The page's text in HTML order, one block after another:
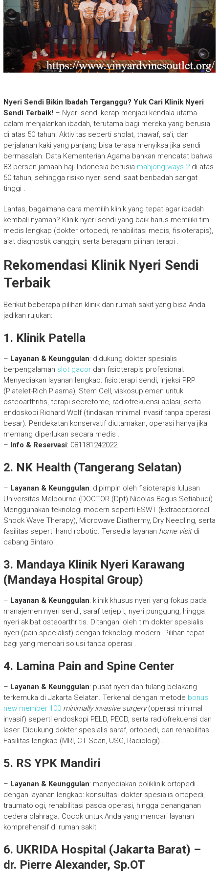
Nyeri Sendi Bikin Ibadah Terganggu? Yuk Cari Klinik Nyeri
Sendi Terbaik! – Nyeri sendi kerap menjadi kendala utama
dalam menjalankan ibadah, terutama bagi mereka yang berusia
di atas 50 tahun. Aktivitas seperti sholat, thawaf, sa’i, dan
perjalanan kaki yang panjang bisa terasa menyiksa jika sendi
bermasalah. Data Kementerian Agama bahkan mencatat bahwa
83 persen jamaah haji Indonesia berusia mahjong ways 2di atas
50 tahun, sehingga risiko nyeri sendi saat beribadah sangat
tinggi .
Lantas, bagaimana cara memilih klinik yang tepat agar ibadah
kembali nyaman? Klinik nyeri sendi yang baik harus memiliki tim
medis lengkap (dokter ortopedi, rehabilitasi medis, fisioterapis),
alat diagnostik canggih, serta beragam pilihan terapi .
Rekomendasi Klinik Nyeri Sendi
Terbaik
Berikut beberapa pilihan klinik dan rumah sakit yang bisa Anda
jadikan rujukan:
1. Klinik Patella
– Layanan & Keunggulan: didukung dokter spesialis
berpengalaman slot gacordan fisioterapis profesional.
Menyediakan layanan lengkap: fisioterapi sendi, injeksi PRP
(Platelet-Rich Plasma), Stem Cell, viskosuplemen untuk
osteoarthritis, terapi secretome, radiofrekuensi ablasi, serta
endoskopi Richard Wolf (tindakan minimal invasif tanpa operasi
besar). Pendekatan konservatif diutamakan, operasi hanya jika
memang diperlukan secara medis .
– Info & Reservasi: 081181242022.
2. NK Health (Tangerang Selatan)
– Layanan & Keunggulan: dipimpin oleh fisioterapis lulusan
Universitas Melbourne (DOCTOR (Dpt) Nicolas Bagus Setiabudi).
Menggunakan teknologi modern seperti ESWT (Extracorporeal
Shock Wave Therapy), Microwave Diathermy, Dry Needling, serta
fasilitas seperti hand robotic. Tersedia layanan home visitdi
cabang Bintaro .
3. Mandaya Klinik Nyeri Karawang
(Mandaya Hospital Group)
– Layanan & Keunggulan: klinik khusus nyeri yang fokus pada
manajemen nyeri sendi, saraf terjepit, nyeri punggung, hingga
nyeri akibat osteoarthritis. Ditangani oleh tim dokter spesialis
nyeri (pain specialist) dengan teknologi modern. Pilihan tepat
bagi yang mencari solusi tanpa operasi .
4. Lamina Pain and Spine Center
– Layanan & Keunggulan: pusat nyeri dan tulang belakang
terkemuka di Jakarta Selatan. Terkenal dengan metode bonus
new member 100 minimally invasive surgery(operasi minimal
invasif) seperti endoskopi PELD, PECD, serta radiofrekuensi dan
laser. Didukung dokter spesialis saraf, ortopedi, dan rehabilitasi.
Fasilitas lengkap (MRI, CT Scan, USG, Radiologi) .
5. RS YPK Mandiri
– Layanan & Keunggulan: menyediakan poliklinik ortopedi
dengan layanan lengkap: konsultasi dokter spesialis ortopedi,
traumatologi, rehabilitasi pasca operasi, hingga penanganan
cedera olahraga. Cocok untuk Anda yang mencari layanan
komprehensif di rumah sakit .
6. UKRIDA Hospital (Jakarta Barat) –
dr. Pierre Alexander, Sp.OT